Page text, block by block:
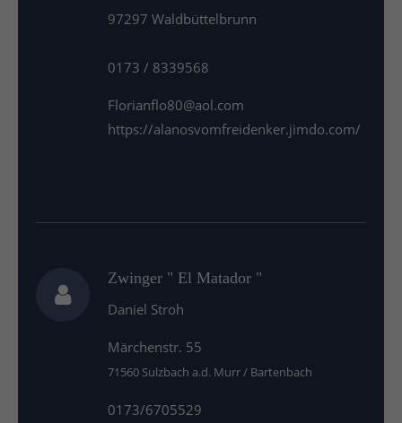
Lorem ipsum dolor sit amet, consectetuer
Aenean commodo ligula eget dolor. Aenean massa.
Cum sociis natoque penatibus et magnis dis
97297 Waldbüttelbrunn
0173 / 8339568
Florianflo80@aol.com
https://alanosvomfreidenker.jimdo.com/
Zwinger " El Matador "
Daniel Stroh
Märchenstr. 55
71560 Sulzbach a.d. Murr / Bartenbach
0173/6705529